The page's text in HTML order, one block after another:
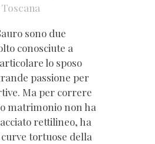
Toscana
sono due
conosciute a
lo sposo
passione per
Ma per correre
matrimonio non ha
rettilineo, ha
tortuose della